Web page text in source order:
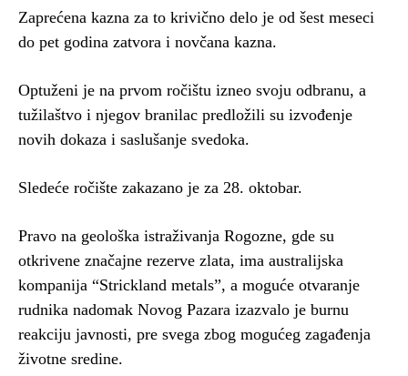
Zaprećena kazna za to krivično delo je od šest meseci
do pet godina zatvora i novčana kazna.
Optuženi je na prvom ročištu izneo svoju odbranu, a
tužilaštvo i njegov branilac predložili su izvođenje
novih dokaza i saslušanje svedoka.
Sledeće ročište zakazano je za 28. oktobar.
Pravo na geološka istraživanja Rogozne, gde su
otkrivene značajne rezerve zlata, ima australijska
kompanija “Strickland metals”, a moguće otvaranje
rudnika nadomak Novog Pazara izazvalo je burnu
reakciju javnosti, pre svega zbog mogućeg zagađenja
životne sredine.